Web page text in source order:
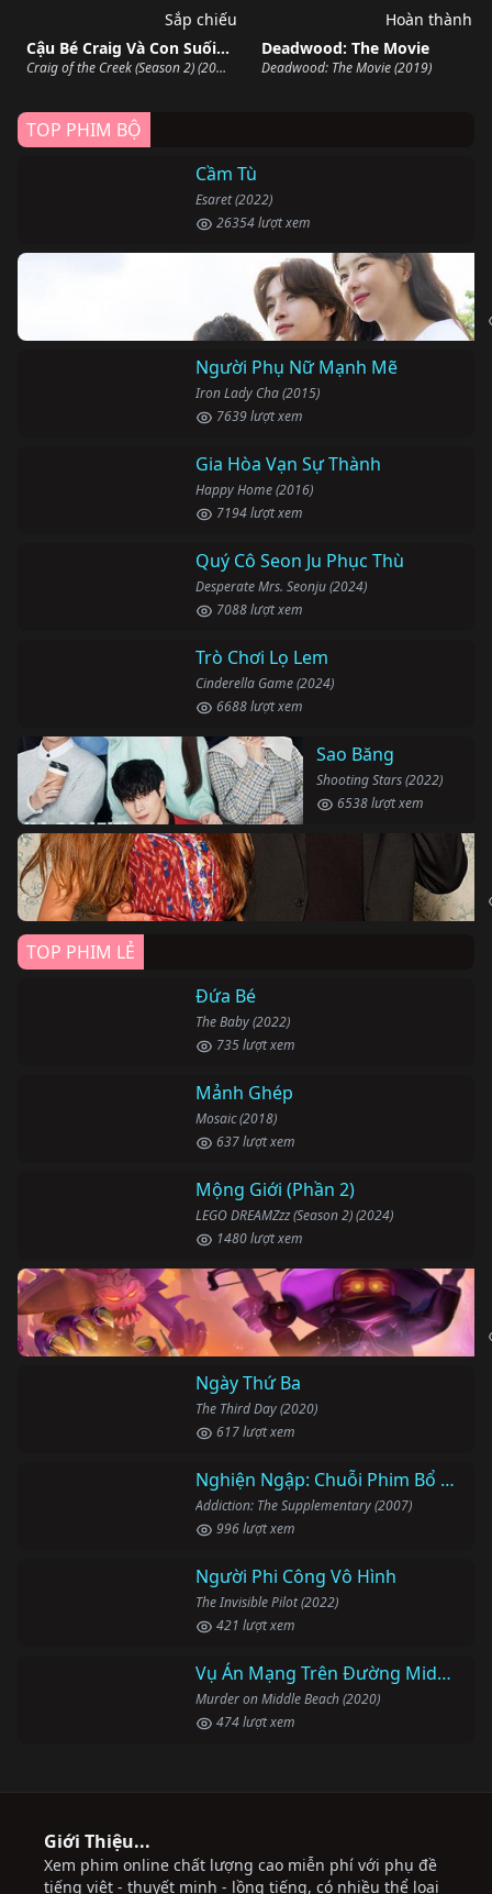
Cậu Bé Craig Và Con Suối Nhỏ (Phần 2)
Craig of the Creek (Season 2) (2019)
Sắp chiếu
Deadwood: The Movie
Deadwood: The Movie (2019)
Hoàn thành
TOP PHIM BỘ
Cầm Tù
Esaret (2022)
26354 lượt xem
Người Phụ Nữ Mạnh Mẽ
Iron Lady Cha (2015)
7639 lượt xem
Gia Hòa Vạn Sự Thành
Happy Home (2016)
7194 lượt xem
Quý Cô Seon Ju Phục Thù
Desperate Mrs. Seonju (2024)
7088 lượt xem
Trò Chơi Lọ Lem
Cinderella Game (2024)
6688 lượt xem
Sao Băng
Shooting Stars (2022)
6538 lượt xem
TOP PHIM LẺ
Đứa Bé
The Baby (2022)
735 lượt xem
Mảnh Ghép
Mosaic (2018)
637 lượt xem
Mộng Giới (Phần 2)
LEGO DREAMZzz (Season 2) (2024)
1480 lượt xem
Ngày Thứ Ba
The Third Day (2020)
617 lượt xem
Nghiện Ngập: Chuỗi Phim Bổ Trợ
Addiction: The Supplementary (2007)
996 lượt xem
Người Phi Công Vô Hình
The Invisible Pilot (2022)
421 lượt xem
Vụ Án Mạng Trên Đường Middle Beach
Murder on Middle Beach (2020)
474 lượt xem
Giới Thiệu...
Xem phim online chất lượng cao miễn phí với phụ đề
tiếng việt - thuyết minh - lồng tiếng, có nhiều thể loại